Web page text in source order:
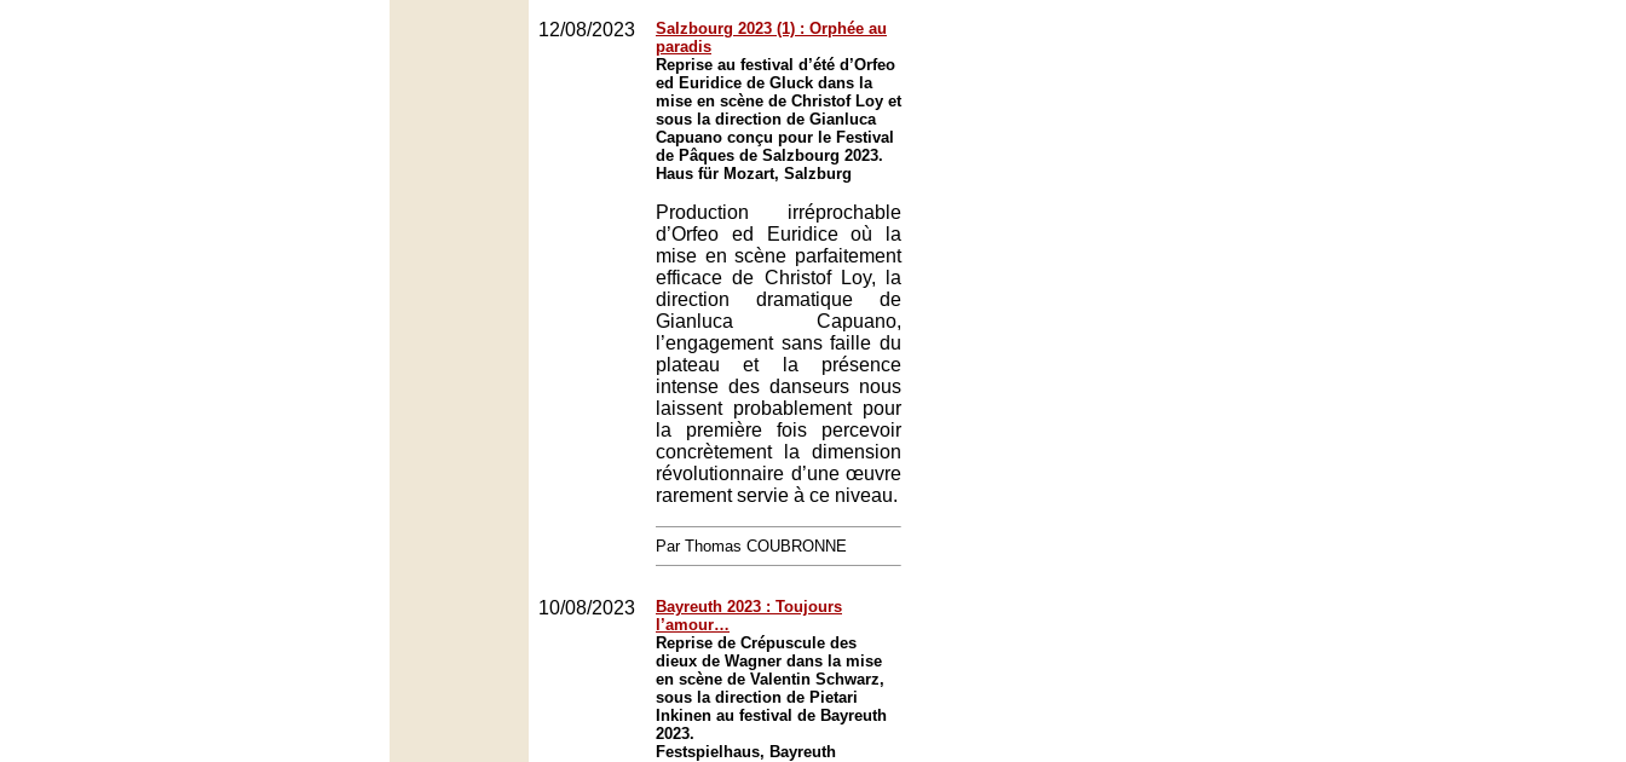
12/08/2023
Salzbourg 2023 (1) : Orphée au
paradis
Reprise au festival d’été d’Orfeo
ed Euridice de Gluck dans la
mise en scène de Christof Loy et
sous la direction de Gianluca
Capuano conçu pour le Festival
de Pâques de Salzbourg 2023.
Haus für Mozart, Salzburg
Production irréprochable
d’Orfeo ed Euridice où la
mise en scène parfaitement
efficace de Christof Loy, la
direction dramatique de
Gianluca Capuano,
l’engagement sans faille du
plateau et la présence
intense des danseurs nous
laissent probablement pour
la première fois percevoir
concrètement la dimension
révolutionnaire d’une œuvre
rarement servie à ce niveau.
Par Thomas COUBRONNE
10/08/2023
Bayreuth 2023 : Toujours
l’amour…
Reprise de Crépuscule des
dieux de Wagner dans la mise
en scène de Valentin Schwarz,
sous la direction de Pietari
Inkinen au festival de Bayreuth
2023.
Festspielhaus, Bayreuth